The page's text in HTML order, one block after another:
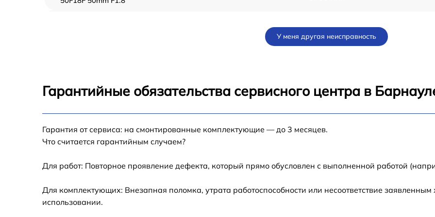
Обновление ПО Sony SEL-50F18F 50mm F1.8 от 60 мин
50mm F1.8
от 60 мин
Замена узла диафрагмы Sony SEL-50F18F
У меня другая неисправность
Гарантийные обязательства сервисного центра в
Гарантия от сервиса: на смонтированные комплектующие — до 3 месяцев.
Что считается гарантийным случаем?
Для работ: Повторное проявление дефекта, который прямо обусловлен с выполненной работой
Для комплектующих: Внезапная поломка, утрата работоспособности или несоответствие
использовании.